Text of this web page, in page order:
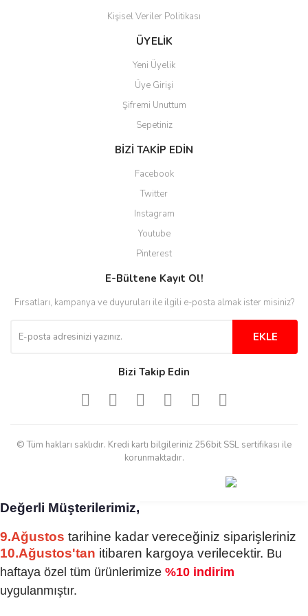
kolaylaşıyor. Yani site de
hazırlanmış çok düzenli bir site.
derecede beğendim
Kolay ve hizli alisveris
Deneyimini Paylaş
Kişisel Veriler Politikası
ÜYELİK
Yeni Üyelik
Üye Girişi
Şifremi Unuttum
Sepetiniz
BİZİ TAKİP EDİN
Facebook
Twitter
Instagram
Youtube
Pinterest
E-Bültene Kayıt Ol!
Fırsatları, kampanya ve duyuruları ile ilgili e-posta almak ister misiniz?
EKLE
Bizi Takip Edin
© Tüm hakları saklıdır. Kredi kartı bilgileriniz 256bit SSL sertifikası ile
korunmaktadır.
Değerli Müşterilerimiz,
9.Ağustos tarihine kadar vereceğiniz siparişleriniz
10.Ağustos'tan itibaren kargoya verilecektir. Bu
haftaya özel tüm ürünlerimize %10 indirim
uygulanmıştır.